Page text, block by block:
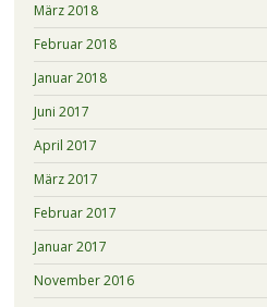
März 2018
Februar 2018
Januar 2018
Juni 2017
April 2017
März 2017
Februar 2017
Januar 2017
November 2016